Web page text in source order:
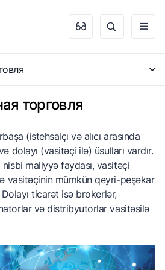
торговля
(istehsalçı və alıcı arasında
dolayı (vasitəçi ilə) üsulları vardır.
maliyyə faydası, vasitəçi
vasitəçinin mümkün qeyri-peşəkar
Dolayı ticarət isə brokerlər,
və distribyutorlar vasitəsilə